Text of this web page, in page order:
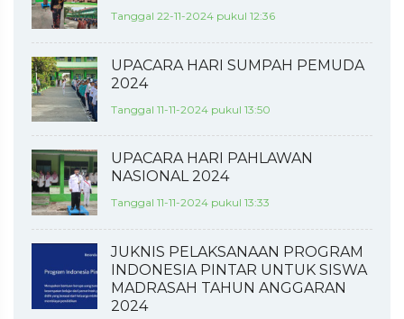
Tanggal 22-11-2024 pukul 12:36
UPACARA HARI SUMPAH PEMUDA
2024
Tanggal 11-11-2024 pukul 13:50
UPACARA HARI PAHLAWAN
NASIONAL 2024
Tanggal 11-11-2024 pukul 13:33
JUKNIS PELAKSANAAN PROGRAM
INDONESIA PINTAR UNTUK SISWA
MADRASAH TAHUN ANGGARAN
2024